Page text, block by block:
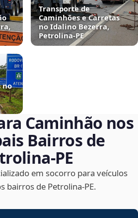
Transporte de
Caminhões e Carretas
no Idalino Bezerra,
Petrolina‑PE
no
Caminhão nos
Bairros de
em socorro para veículos
bairros de Petrolina‑PE.